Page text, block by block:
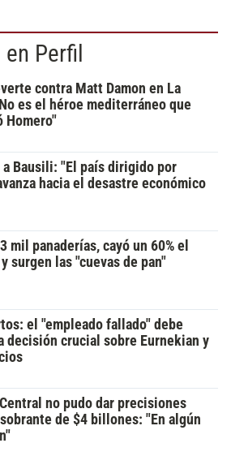
Perfil
contra Matt Damon en La
es el héroe mediterráneo que
Homero"
a Bausili: "El país dirigido por
hacia el desastre económico
mil panaderías, cayó un 60% el
surgen las "cuevas de pan"
el "empleado fallado" debe
decisión crucial sobre Eurnekian y
no pudo dar precisiones
de $4 billones: "En algún